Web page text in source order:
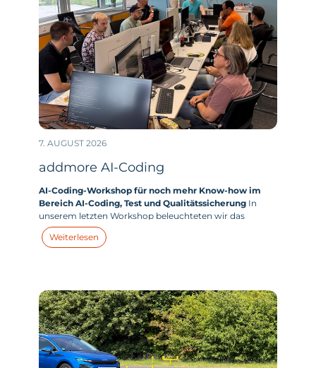
7. AUGUST 2026
addmore AI-Coding
AI-Coding-Workshop für noch mehr Know-how im
Bereich AI-Coding, Test und QualitätssicherungIn
unserem letzten Workshop beleuchteten wir das
zentrale Thema „AI-Coding“. Wie sehen unsere aktuellen
Use Cases im Bereich AI-Coding aus? Und wie können
Weiterlesen